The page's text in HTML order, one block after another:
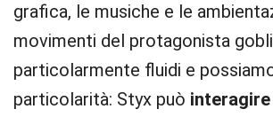
grafica, le musiche e le
movimenti del protagonista
particolarmente fluidi e
particolarità: Styx può